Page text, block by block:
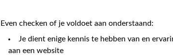
Even checken of je voldoet aan onderstaand:
Je dient enige kennis te hebben van en
aan een website